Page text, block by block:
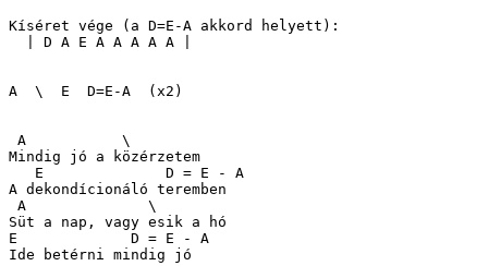
Kíséret vége (a D=E-A akkord helyett):
  | D A E A A A A A |
A  \  E  D=E-A  (x2)
A           \
Mindig jó a közérzetem
   E              D = E - A
A dekondícionáló teremben
A              \
Süt a nap, vagy esik a hó
E             D = E - A
Ide betérni mindig jó